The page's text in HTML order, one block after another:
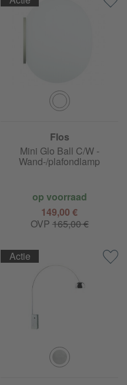
Flos
Mini Glo Ball C/W -
Wand-/plafondlamp
op voorraad
149,00 €
OVP 165,00 €
Actie